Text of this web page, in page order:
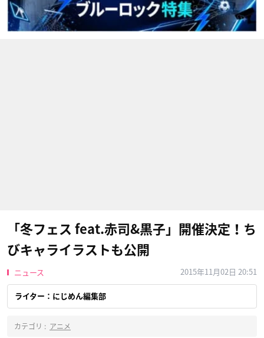
「冬フェス feat.赤司&黒子」開催決定！ち
びキャライラストも公開
ニュース 2015年11月02日 20:51
ライター：にじめん編集部
カテゴリ : アニメ